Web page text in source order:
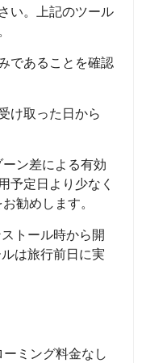
い。上記のツール
であることを確認
け取った日から
ン差による有効
予定日より少なく
勧めします。
トール時から開
は旅行前日に実
ミング料金なし